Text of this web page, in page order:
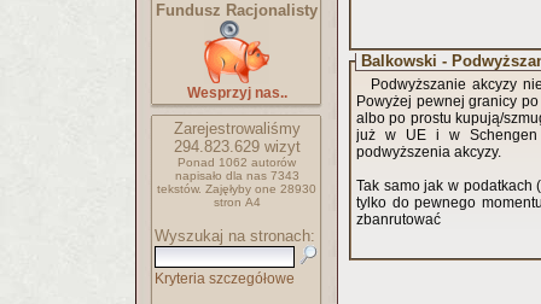
Fundusz Racjonalisty
Wesprzyj nas..
Zarejestrowaliśmy
294.823.629wizyt
Ponad 1062 autorów
napisało dla nas 7343
tekstów. Zajęłyby one 28930
stron A4
Wyszukaj na stronach:
Kryteria szczegółowe
Balkowski -
Podwyższanie akcyzy
Powyżej pewnej granicy
albo po prostu kupują/szmuglują
już w UE i w Schengen
podwyższenia akcyzy.
Tak samo jak w podatkach
tylko do pewnego
zbanrutować